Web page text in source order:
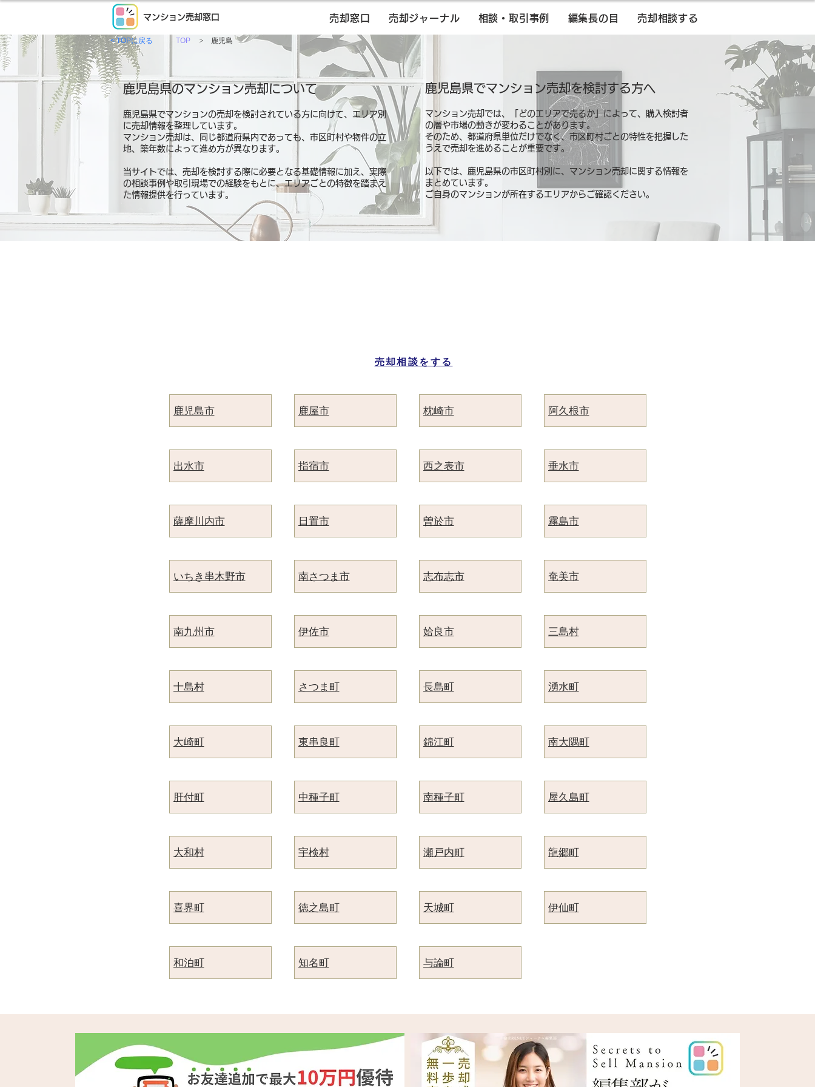
マンション売却窓口 売却窓口 売却ジャーナル 相談・取引事例 編集長の目 売却相談する
< TOPに戻る TOP > 鹿児島
鹿児島県のマンション売却について
鹿児島県でマンションの売却を検討されている方に向けて、エリア別
に売却情報を整理しています。
マンション売却は、同じ都道府県内であっても、市区町村や物件の立
地、築年数によって進め方が異なります。
当サイトでは、売却を検討する際に必要となる基礎情報に加え、実際
の相談事例や取引現場での経験をもとに、エリアごとの特徴を踏まえ
た情報提供を行っています。
鹿児島県でマンション売却を検討する方へ
マンション売却では、「どのエリアで売るか」によって、購入検討者
の層や市場の動きが変わることがあります。
そのため、都道府県単位だけでなく、市区町村ごとの特性を把握した
うえで売却を進めることが重要です。
以下では、鹿児島県の市区町村別に、マンション売却に関する情報を
まとめています。
ご自身のマンションが所在するエリアからご確認ください。
売却相談をする
鹿児島市
出水市
薩摩川内市
いちき串木野市
南九州市
十島村
大崎町
肝付町
大和村
喜界町
和泊町
鹿屋市
指宿市
日置市
南さつま市
伊佐市
さつま町
東串良町
中種子町
宇検村
徳之島町
知名町
枕崎市
西之表市
曽於市
志布志市
姶良市
長島町
錦江町
南種子町
瀬戸内町
天城町
与論町
阿久根市
垂水市
霧島市
奄美市
三島村
湧水町
南大隅町
屋久島町
龍郷町
伊仙町